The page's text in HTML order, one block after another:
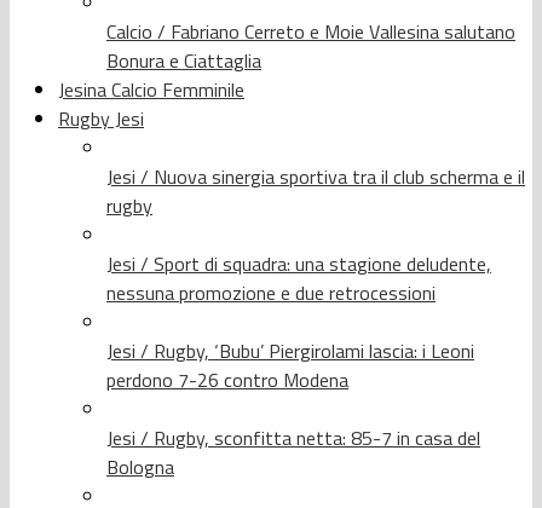
Calcio / Fabriano Cerreto e Moie Vallesina salutano
Bonura e Ciattaglia
Jesina Calcio Femminile
Rugby Jesi
Jesi / Nuova sinergia sportiva tra il club scherma e il
rugby
Jesi / Sport di squadra: una stagione deludente,
nessuna promozione e due retrocessioni
Jesi / Rugby, ‘Bubu’ Piergirolami lascia: i Leoni
perdono 7-26 contro Modena
Jesi / Rugby, sconfitta netta: 85-7 in casa del
Bologna